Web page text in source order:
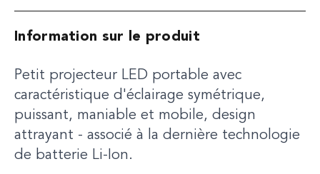
Information sur le produit
Petit projecteur LED portable avec
caractéristique d'éclairage symétrique,
puissant, maniable et mobile, design
attrayant - associé à la dernière technologie
de batterie Li-Ion.